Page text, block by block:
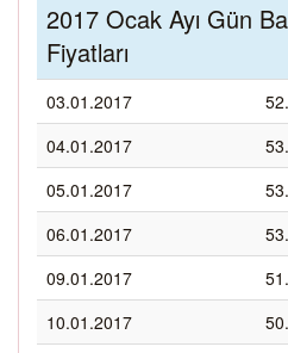
2017 Ocak Ayı Gün
Fiyatları
03.01.2017
04.01.2017
05.01.2017
06.01.2017
09.01.2017
10.01.2017